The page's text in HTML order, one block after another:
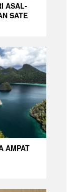
ASAL-
SATE
AMPAT